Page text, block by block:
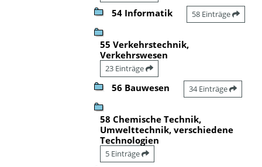
54 Informatik 58 Einträge
55 Verkehrstechnik,
Verkehrswesen
23 Einträge
56 Bauwesen 34 Einträge
58 Chemische Technik,
Umwelttechnik, verschiedene
Technologien
5 Einträge